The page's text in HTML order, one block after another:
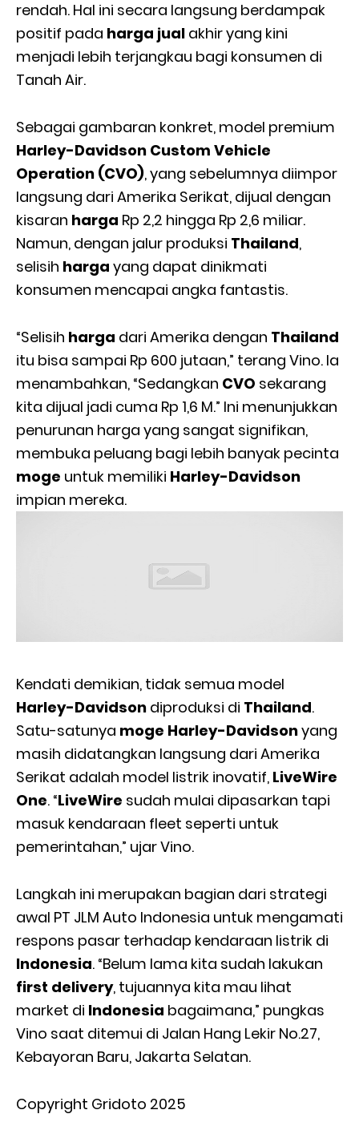
rendah. Hal ini secara langsung berdampak
positif pada harga jual akhir yang kini
menjadi lebih terjangkau bagi konsumen di
Tanah Air.
Sebagai gambaran konkret, model premium
Harley-Davidson Custom Vehicle
Operation (CVO), yang sebelumnya diimpor
langsung dari Amerika Serikat, dijual dengan
kisaran harga Rp 2,2 hingga Rp 2,6 miliar.
Namun, dengan jalur produksi Thailand,
selisih harga yang dapat dinikmati
konsumen mencapai angka fantastis.
“Selisih harga dari Amerika dengan Thailand
itu bisa sampai Rp 600 jutaan,” terang Vino. Ia
menambahkan, “Sedangkan CVO sekarang
kita dijual jadi cuma Rp 1,6 M.” Ini menunjukkan
penurunan harga yang sangat signifikan,
membuka peluang bagi lebih banyak pecinta
moge untuk memiliki Harley-Davidson
impian mereka.
Kendati demikian, tidak semua model
Harley-Davidson diproduksi di Thailand.
Satu-satunya moge Harley-Davidsonyang
masih didatangkan langsung dari Amerika
Serikat adalah model listrik inovatif, LiveWire
One. “LiveWire sudah mulai dipasarkan tapi
masuk kendaraan fleet seperti untuk
pemerintahan,” ujar Vino.
Langkah ini merupakan bagian dari strategi
awal PT JLM Auto Indonesia untuk mengamati
respons pasar terhadap kendaraan listrik di
Indonesia. “Belum lama kita sudah lakukan
first delivery, tujuannya kita mau lihat
market di Indonesia bagaimana,” pungkas
Vino saat ditemui di Jalan Hang Lekir No.27,
Kebayoran Baru, Jakarta Selatan.
Copyright Gridoto 2025